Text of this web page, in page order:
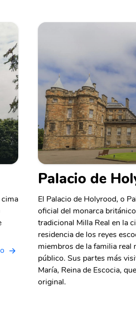
Palacio de
El Palacio de Holyrood, o
oficial del monarca
tradicional Milla Real en la
residencia de los reyes
miembros de la familia real
público. Sus partes más
María, Reina de Escocia,
original.